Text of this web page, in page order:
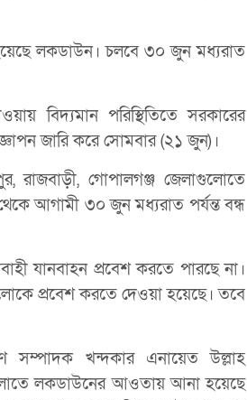
লকডাউন। চলবে ৩০ জুন মধ্যরাত
বিদ্যমান পরিস্থিতিতে সরকারের
জারি করে সোমবার (২১ জুন)।
রাজবাড়ী, গোপালগঞ্জ জেলাগুলোতে
আগামী ৩০ জুন মধ্যরাত পর্যন্ত বন্ধ
যানবাহন প্রবেশ করতে পারছে না।
প্রবেশ করতে দেওয়া হয়েছে। তবে
খন্দকার এনায়েত উল্লাহ
লকডাউনের আওতায় আনা হয়েছে